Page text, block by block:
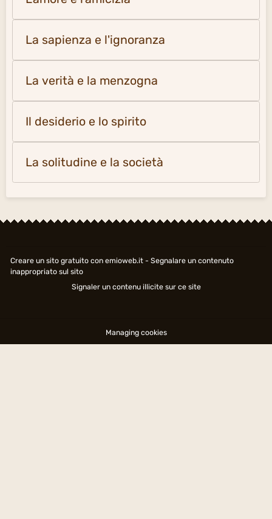
La sapienza e l'ignoranza
La verità e la menzogna
Il desiderio e lo spirito
La solitudine e la società
Creare un sito gratuito con emioweb.it - Segnalare un contenuto
inappropriato sul sito
Signaler un contenu illicite sur ce site
Managing cookies